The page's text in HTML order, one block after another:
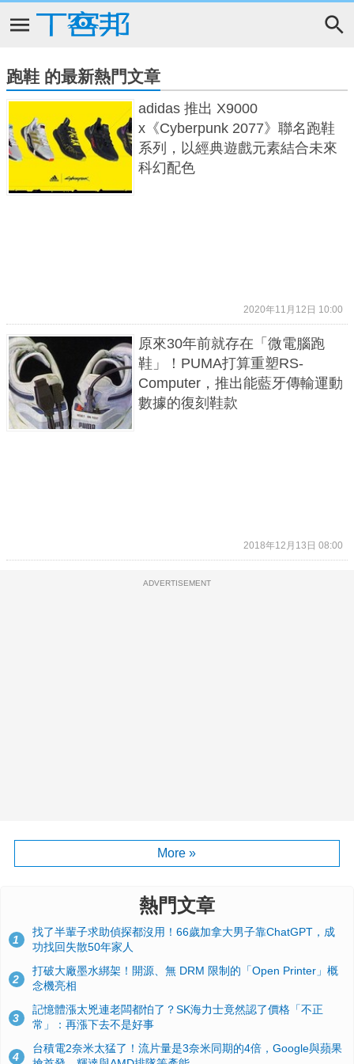
跑鞋 的最新熱門文章
adidas 推出 X9000
x《Cyberpunk 2077》聯名跑鞋
系列，以經典遊戲元素結合未來
科幻配色
2020年11月12日 10:00
原來30年前就存在「微電腦跑
鞋」！PUMA打算重塑RS-
Computer，推出能藍牙傳輸運動
數據的復刻鞋款
2018年12月13日 08:00
ADVERTISEMENT
More »
熱門文章
1
找了半輩子求助偵探都沒用！66歲加拿大男子靠ChatGPT，成
功找回失散50年家人
2
打破大廠墨水綁架！開源、無 DRM 限制的「Open Printer」概
念機亮相
3
記憶體漲太兇連老闆都怕了？SK海力士竟然認了價格「不正
常」：再漲下去不是好事
4
台積電2奈米太猛了！流片量是3奈米同期的4倍，Google與蘋果